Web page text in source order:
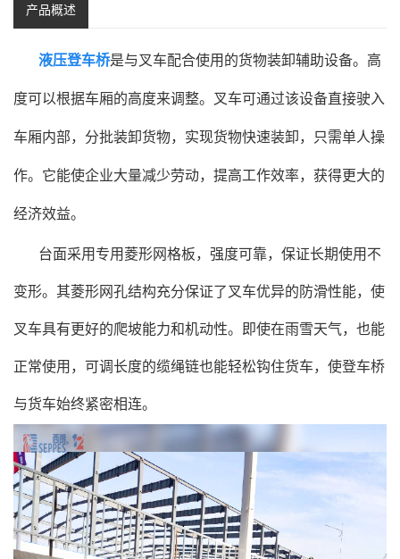
产品概述
液压登车桥是与叉车配合使用的货物装卸辅助设备。高
度可以根据车厢的高度来调整。叉车可通过该设备直接驶入
车厢内部，分批装卸货物，实现货物快速装卸，只需单人操
作。它能使企业大量减少劳动，提高工作效率，获得更大的
经济效益。
台面采用专用菱形网格板，强度可靠，保证长期使用不
变形。其菱形网孔结构充分保证了叉车优异的防滑性能，使
叉车具有更好的爬坡能力和机动性。即使在雨雪天气，也能
正常使用，可调长度的缆绳链也能轻松钩住货车，使登车桥
与货车始终紧密相连。